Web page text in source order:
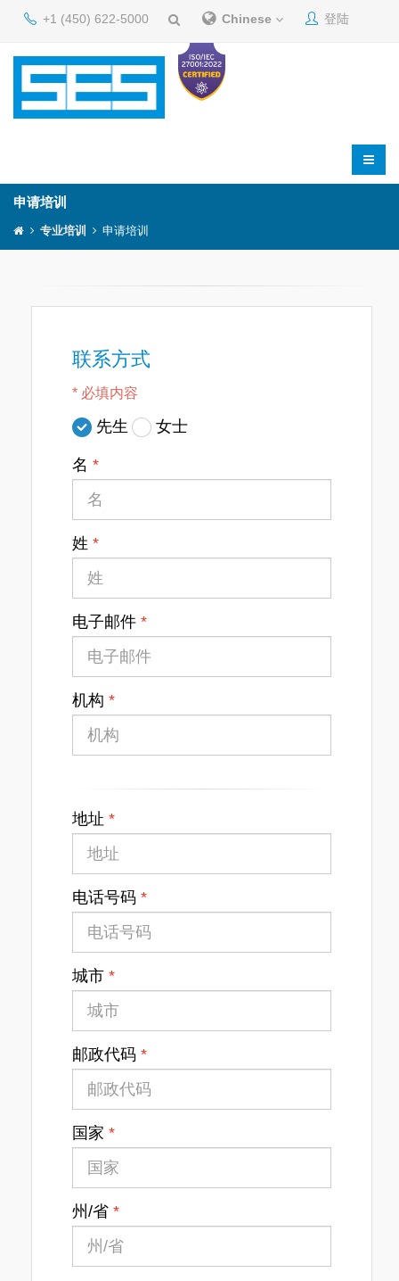
+1 (450) 622-5000 Chinese 登陆
申请培训
专业培训 申请培训
联系方式
* 必填内容
先生 女士
名
姓
电子邮件
机构
地址
电话号码
城市
邮政代码
国家
州/省